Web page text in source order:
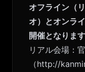
オフライン（
オ）とオンラ
開催となります
リアル会場：
（http://